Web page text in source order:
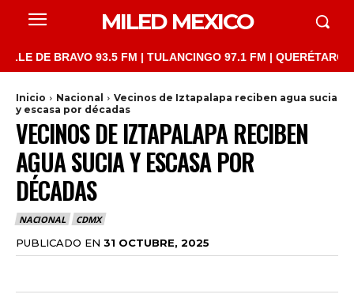
MILED MEXICO
BRAVO 93.5 FM | TULANCINGO 97.1 FM | QUERÉTARO
Inicio Nacional
Vecinos de Iztapalapa reciben agua sucia
y escasa por décadas
VECINOS DE IZTAPALAPA RECIBEN
AGUA SUCIA Y ESCASA POR
DÉCADAS
NACIONAL CDMX
PUBLICADO EN 31 OCTUBRE, 2025